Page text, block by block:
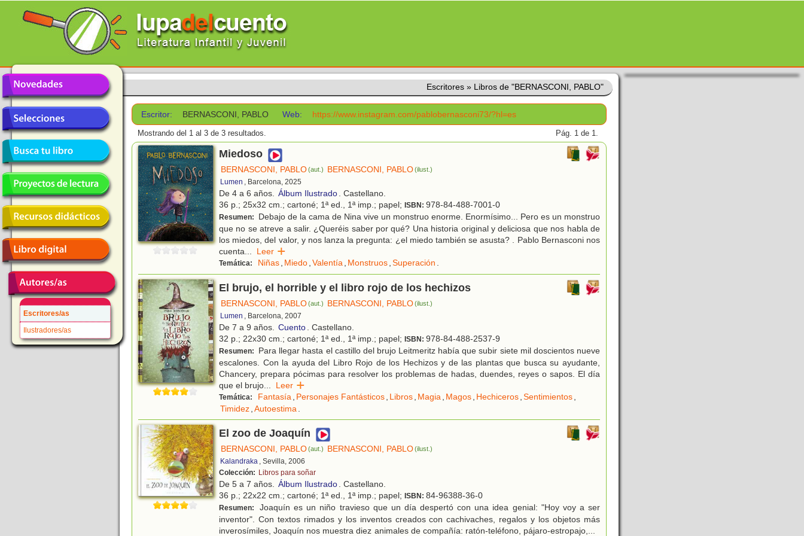
Escritores/as
Ilustradores/as
Escritores » Libros de "BERNASCONI, PABLO"
Escritor: BERNASCONI, PABLO Web: https://www.instagram.com/pablobernasconi73/?hl=es
Mostrando del 1 al 3 de 3 resultados. Pág. 1 de 1.
Miedoso
BERNASCONI, PABLO(aut.) BERNASCONI, PABLO(ilust.)
Lumen , Barcelona, 2025
De 4 a 6 años. Álbum Ilustrado. Castellano.
36 p.; 25x32 cm.; cartoné; 1ª ed., 1ª imp.; papel; ISBN: 978-84-488-7001-0
Resumen:
Debajo de la cama de Nina vive un monstruo enorme. Enormísimo... Pero es un monstruo
que no se atreve a salir. ¿Queréis saber por qué? Una historia original y deliciosa que nos habla de
los miedos, del valor, y nos lanza la pregunta: ¿el miedo también se asusta? . Pablo Bernasconi nos
cuenta... Leer
Temática: Niñas, Miedo,Valentía, Monstruos,Superación .
El brujo, el horrible y el libro rojo de los hechizos
BERNASCONI, PABLO(aut.) BERNASCONI, PABLO(ilust.)
Lumen , Barcelona, 2007
De 7 a 9 años. Cuento. Castellano.
32 p.; 22x30 cm.; cartoné; 1ª ed., 1ª imp.; papel; ISBN: 978-84-488-2537-9
Resumen:
Para llegar hasta el castillo del brujo Leitmeritz había que subir siete mil doscientos nueve
escalones. Con la ayuda del Libro Rojo de los Hechizos y de las plantas que busca su ayudante,
Chancery, prepara pócimas para resolver los problemas de hadas, duendes, reyes o sapos. El día
que el brujo... Leer
Temática: Fantasía, Personajes Fantásticos, Libros, Magia, Magos, Hechiceros,Sentimientos,
Timidez,Autoestima.
El zoo de Joaquín
BERNASCONI, PABLO(aut.) BERNASCONI, PABLO(ilust.)
Kalandraka , Sevilla, 2006
Colección: Libros para soñar
De 5 a 7 años. Álbum Ilustrado. Castellano.
36 p.; 22x22 cm.; cartoné; 1ª ed., 1ª imp.; papel; ISBN: 84-96388-36-0
Resumen:
Joaquín es un niño travieso que un día despertó con una idea genial: "Hoy voy a ser
inventor". Con textos rimados y los inventos creados con cachivaches, regalos y los objetos más
inverosímiles, Joaquín nos muestra diez animales de compañía: ratón-teléfono, pájaro-estropajo,...